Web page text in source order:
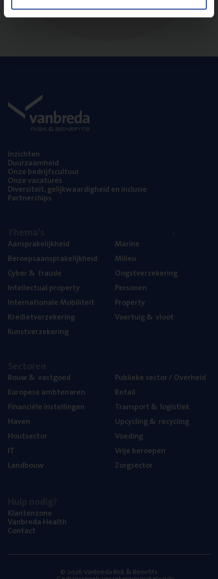
Inzich­ten
Duur­zaam­heid
Onze bedrijfs­cul­tuur
Onze vaca­tu­res
Diver­si­teit, gelijk­waar­dig­heid en inclusie
Part­ner­ships
Aan­spra­ke­lijk­heid
Beroeps­aan­spra­ke­lijk­heid
Cyber& fraude
Intel­lec­tu­al property
Inter­na­ti­o­na­le Mobiliteit
Kre­diet­ver­ze­ke­ring
Kunst­ver­ze­ke­ring
Mari­ne
Mili­eu
Oogst­ver­ze­ke­ring
Per­so­nen
Pro­per­ty
Voer­tuig& vloot
Bouw& vastgoed
Euro­pe­se ambtenaren
Finan­ci­ë­le instellingen
Haven
Hout­sec­tor
IT
Land­bouw
Publie­ke sec­tor / Overheid
Retail
Trans­port& logistiek
Upcy­cling& recycling
Voe­ding
Vrije beroe­pen
Zorg­sec­tor
Klan­ten­zo­ne
Van­b­re­da Health
Con­tact
© 2026 Vanbreda Risk & Benefits